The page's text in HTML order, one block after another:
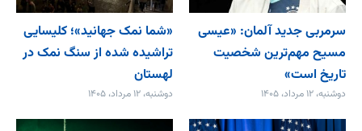
سرمربی جدید آلمان: «عیسی
مسیح مهم‌ترین شخصیت
تاریخ است»
دوشنبه، ۱۲ مرداد، ۱۴۰۵
«شما نمک جهانید»؛ کلیسایی
تراشیده شده از سنگ نمک در
لهستان
دوشنبه، ۱۲ مرداد، ۱۴۰۵